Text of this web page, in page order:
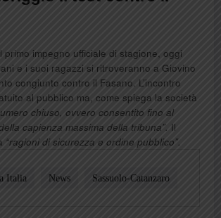
primo impegno ufficiale di stagione, oggi
e i suoi ragazzi si ritroveranno a Giovino
congiunto contro il Fasano. L’incontro
al pubblico ma, come spiega la società
chiuso, ovvero consentito fino al
capienza massima della tribuna”. Il
“ragioni di sicurezza e ordine pubblico”.
Italia News Sassuolo-Catanzaro